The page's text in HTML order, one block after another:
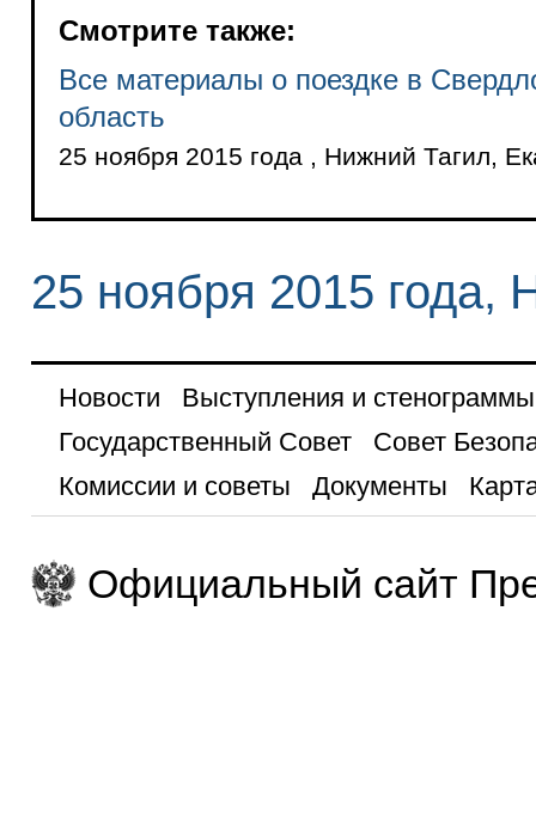
Смотрите также:
Все материалы о поездке в
область
25 ноября 2015 года , Нижний Тагил,
25 ноября 2015 года,
Новости
Выступления и стенограммы
Государственный Совет
Совет
Комиссии и советы
Документы
Официальный сайт